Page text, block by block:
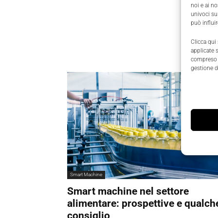
noi e ai
univoci
può
Clicca qui
applicate
gestione
Smart Machine
Smart machine nel settore
alimentare: prospettive e
consiglio